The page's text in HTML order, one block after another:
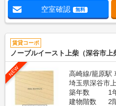
空室確認 無料
賃貸コーポ
ノーブルイースト上柴（深谷市上
NEW
高崎線/籠原駅
埼玉県深谷市
築年数
1
建物階数
2